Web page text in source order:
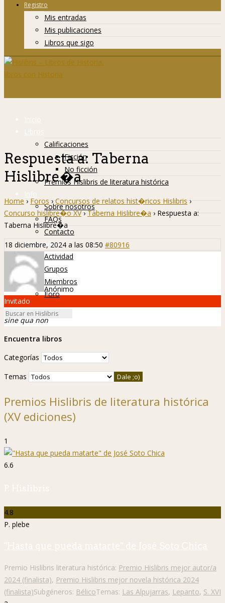
Registro
Mis entradas
Mis publicaciones
Libros que sigo
Inicio
Libros
Calificaciones
Ficción
No ficción
Premios Hislibris de literatura histórica
Info
Sobre nosotros
FAQs
Contacto
Hislibreños
Actividad
Grupos
Miembros
Foro
Respuesta a: Taberna
Hislibre�a
Home › Foros › Concursos de relatos hist�ricos Hislibris ›
Concurso hislibre�o XV › Taberna Hislibre�a › Respuesta a:
Taberna Hislibre�a
18 diciembre, 2024 a las 08:50 #80916
Anónimo
Invitado
sine qua non
Encuentra libros
Categorías
Temas
Premios Hislibris de literatura histórica
(XV ediciones)
1
6.6
P. Hislibris
4.8
P. plebe
"Hasta que pueda matarte" de José Soto Chica
Premio Hislibris literatura histórica: Premio Hislibris mejor autor/a
2024 (finalista), Premio Hislibris mejor novela histórica 2024
(finalista)Subgéneros: BélicoTemas: Las Alpujarras, Lepanto, S. XVI